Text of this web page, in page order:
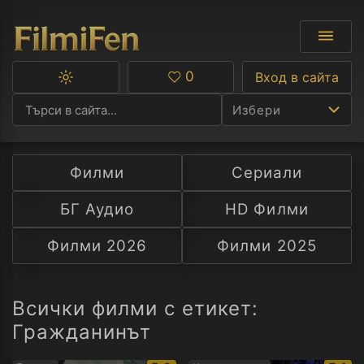
Избери
Ф
С
А
Превключване
тъмна
тема
Любими
0 Вход в сайта
Филми
Сериали
БГ Аудио
HD Филми
Филми 2026
Филми 2025
Всички филми с етикет:
Гражданинът